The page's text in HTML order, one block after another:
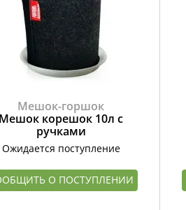
Мешок-горшок
корешок 10л с
ручками
Ожидается поступление
О ПОСТУПЛЕНИИ